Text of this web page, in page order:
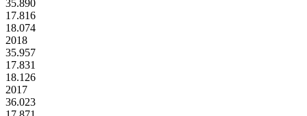
35.890
17.816
18.074
2018
35.957
17.831
18.126
2017
36.023